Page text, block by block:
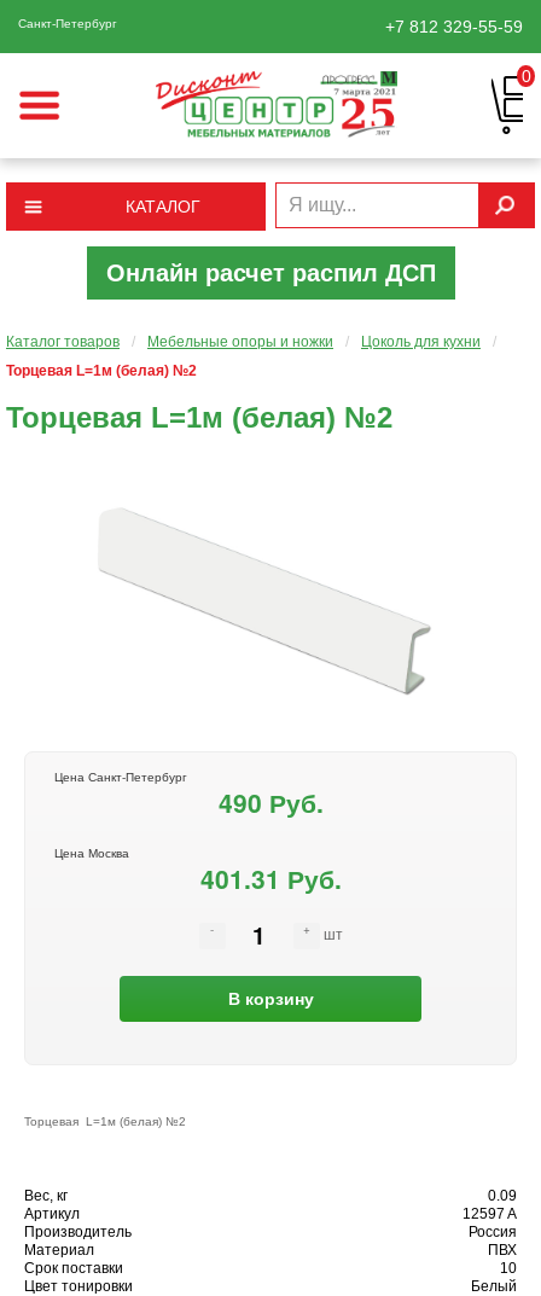
Санкт-Петербург +7 812 329-55-59
0
КАТАЛОГ
Онлайн расчет распил ДСП
Каталог товаров / Мебельные опоры и ножки / Цоколь для кухни
/
Торцевая L=1м (белая) №2
Торцевая L=1м (белая) №2
Цена Санкт-Петербург
490 Руб.
Цена Москва
401.31 Руб.
шт
В корзину
Торцевая L=1м (белая) №2
Вес, кг
0.09
Артикул
12597 A
Производитель
Россия
Материал
ПВХ
Срок поставки
10
Цвет тонировки
Белый